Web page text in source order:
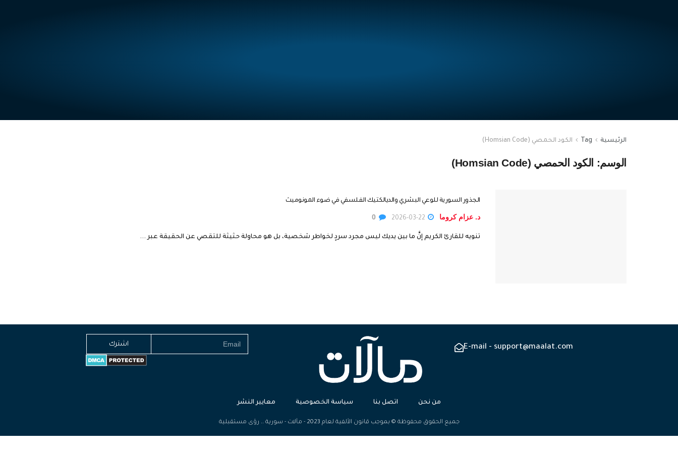
الرئيسية Tag الكود الحمصي (Homsian Code)
الوسم: الكود الحمصي (Homsian Code)
الجذور السورية للوعي البشري والديالكتيك الفلسفي في ضوء المونوميث
د. عزام كروما
تنويه للقارئ الكريم إنَّ ما بين يديك ليس مجرد سردٍ لخواطر شخصية، بل هو محاولة حثيثة للتقصي عن الحقيقة عبر ...
E-mail - support@maalat.com اشترك
من نحن اتصل بنا سياسة الخصوصية معايير النشر
جميع الحقوق محفوظة © بموجب قانون الألفية لعام 2023 - مآلات - سورية .. رؤى مستقبلية